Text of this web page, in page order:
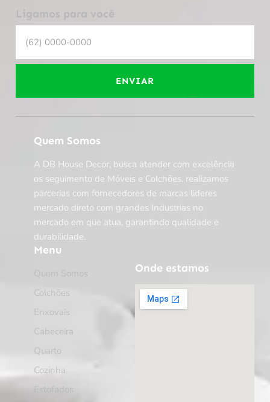
Ligamos para você
ENVIAR
Quem Somos
A DB House Decor, busca atender com excelência
os seguimento de Móveis e Colchões, realizamos
parcerias com fornecedores de marcas lideres
mercado direto com grandes Industrias no
mercado em que atua, garantindo qualidade e
durabilidade.
Menu
Colchões
Enxovais
Cabeceira
Quarto
Cozinha
Estofados
Onde estamos